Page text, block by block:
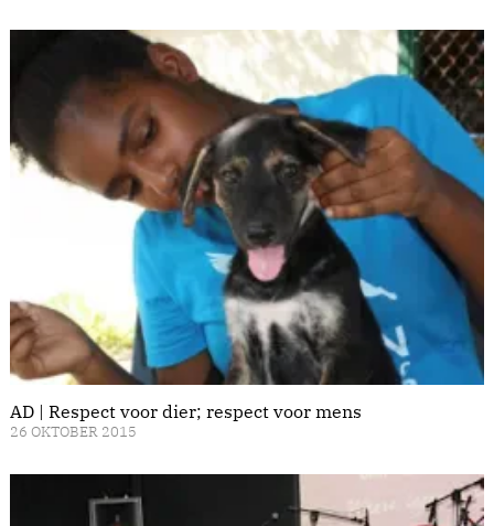
AD | Respect voor dier; respect voor mens
26 OKTOBER 2015